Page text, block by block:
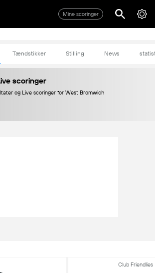
Mine scoringer
Tændstikker Stilling News
scoringer
og Live scoringer for West Bromwich
Club Friendlies